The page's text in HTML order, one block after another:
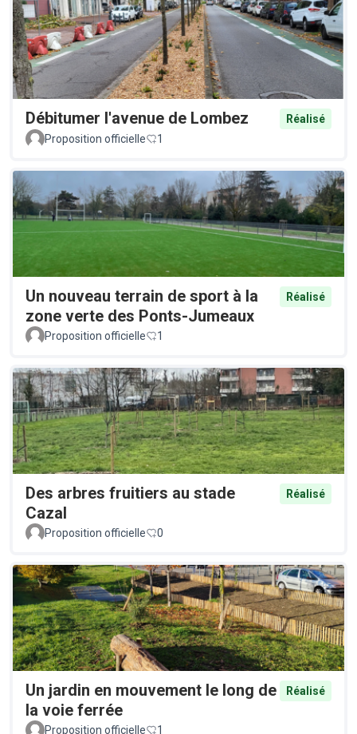
Débitumer l'avenue de Lombez
Réalisé
Proposition officielle
1
Un nouveau terrain de sport à la
zone verte des Ponts-Jumeaux
Réalisé
Proposition officielle 1
Des arbres fruitiers au stade
Cazal
Réalisé
Proposition officielle 0
Un jardin en mouvement le long de
la voie ferrée
Réalisé
Proposition officielle 1